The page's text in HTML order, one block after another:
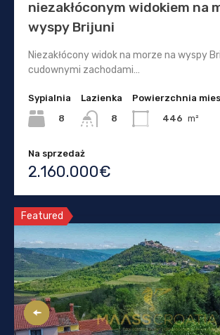
niezakłóconym widokiem na
wyspy Brijuni
Niezakłócony widok na morze na wyspy
cudownymi zachodami…
Sypialnia
8
Lazienka
8
Powierzchnia
446 m²
Na sprzedaż
2.160.000€
Featured